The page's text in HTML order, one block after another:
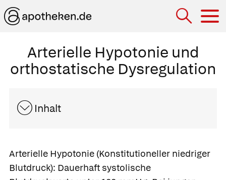
Arterielle Hypotonie und
orthostatische Dysregulation
Inhalt
Arterielle Hypotonie (Konstitutioneller niedriger
Blutdruck): Dauerhaft systolische